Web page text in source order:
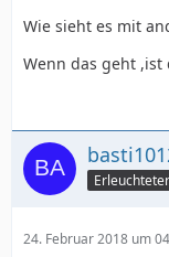
Wie sieht es mit
Wenn das geht ,ist
Erleuchteter
24. Februar 2018 um